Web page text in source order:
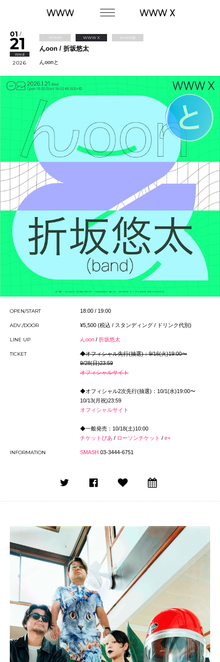
01 /
21
Wed
2026
WWW WWW X WWWβ
んoon / 折坂悠太
んoonと
OPEN/START 18:00 / 19:00
ADV./DOOR ¥5,500 (税込 / スタンディング / ドリンク代別)
LINE UP んoon/ 折坂悠太
TICKET
◆オフィシャル先行(抽選)：9/16(火)19:00〜
9/28(日)23:59
オフィシャルサイト
◆オフィシャル2次先行(抽選)：10/1(水)19:00〜
10/13(月祝)23:59
オフィシャルサイト
◆一般発売：10/18(土)10:00
チケットぴあ / ローソンチケット / e+
INFORMATION SMASH 03-3444-6751